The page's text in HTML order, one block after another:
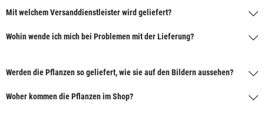
Mit welchem Versanddienstleister wird geliefert?
Wohin wende ich mich bei Problemen mit der Lieferung?
Werden die Pflanzen so geliefert, wie sie auf den Bildern aussehen?
Woher kommen die Pflanzen im Shop?